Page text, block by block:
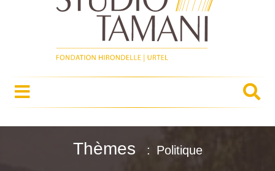
Thèmes Politique